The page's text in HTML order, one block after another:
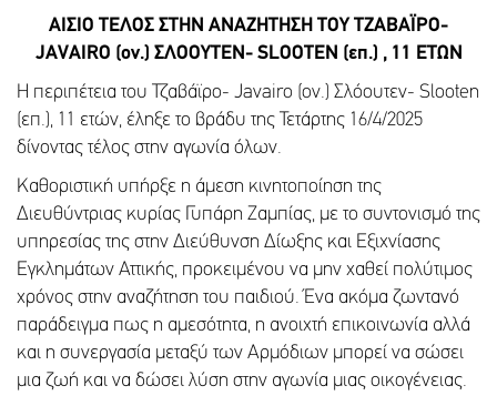
ΑΙΣΙΟ ΤΕΛΟΣ ΣΤΗΝ ΑΝΑΖΗΤΗΣΗ ΤΟΥ ΤΖΑΒΑΪΡΟ-
JAVAIRO (ον.) ΣΛΟΟΥΤΕΝ- SLOOTEN (επ.) , 11 ΕΤΩΝ
Η περιπέτεια του Τζαβάϊρο- Javairo (ον.) Σλόουτεν- Slooten
(επ.), 11 ετών, έληξε το βράδυ της Τετάρτης 16/4/2025
δίνοντας τέλος στην αγωνία όλων.
Καθοριστική υπήρξε η άμεση κινητοποίηση της
Διευθύντριας κυρίας Γυπάρη Ζαμπίας, με το συντονισμό της
υπηρεσίας της στην Διεύθυνση Δίωξης και Εξιχνίασης
Εγκλημάτων Αττικής, προκειμένου να μην χαθεί πολύτιμος
χρόνος στην αναζήτηση του παιδιού. Ένα ακόμα ζωντανό
παράδειγμα πως η αμεσότητα, η ανοιχτή επικοινωνία αλλά
και η συνεργασία μεταξύ των Αρμόδιων μπορεί να σώσει
μια ζωή και να δώσει λύση στην αγωνία μιας οικογένειας.